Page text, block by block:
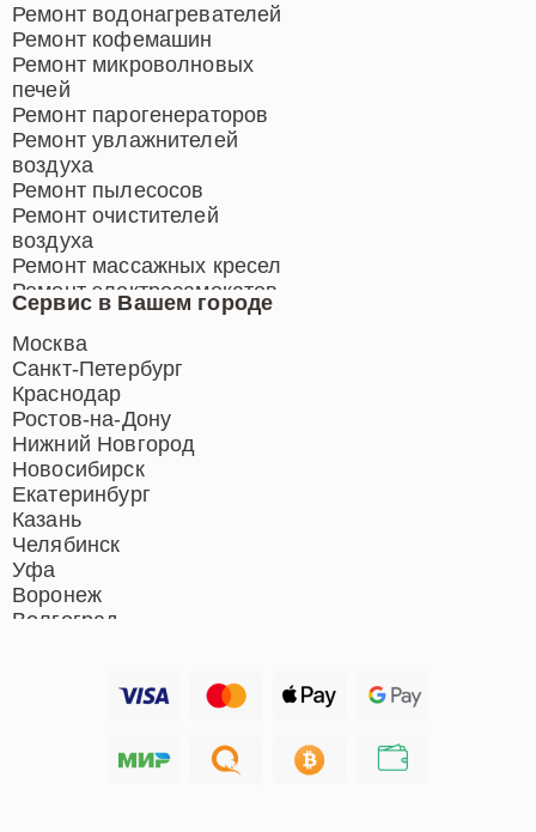
Сервис в Вашем городе
Москва
Санкт-Петербург
Краснодар
Ростов-на-Дону
Нижний Новгород
Новосибирск
Екатеринбург
Казань
Челябинск
Уфа
Воронеж
Волгоград
Хабаровск
Ремонт водонагревателей
Ремонт кофемашин
Ремонт микроволновых
печей
Ремонт парогенераторов
Ремонт увлажнителей
воздуха
Ремонт пылесосов
Ремонт очистителей
воздуха
Ремонт массажных кресел
Ремонт электросамокатов
Ремонт индукционных плит
Ремонт роботов-пылесосов
Ремонт гладильных систем
Ремонт отпаривателей
Ремонт вертикальных
пылесосов